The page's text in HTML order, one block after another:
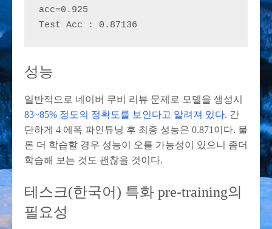
acc=0.925
Test Acc : 0.87136
성능
일반적으로 네이버 무비 리뷰 문제로 모델을 생성시
83~85% 정도의 정확도를 보인다고 알려져 있다. 간
단하게 4 에폭 파인튜닝 후 최종 성능은 0.871이다. 물
론 더 학습할 경우 성능이 오를 가능성이 있으니 좀더
학습해 보는 것도 괜찮을 것이다.
테스크(한국어) 특화 pre-training의
필요성